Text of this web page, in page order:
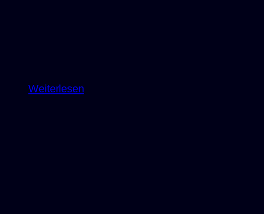
Weiterlesen: